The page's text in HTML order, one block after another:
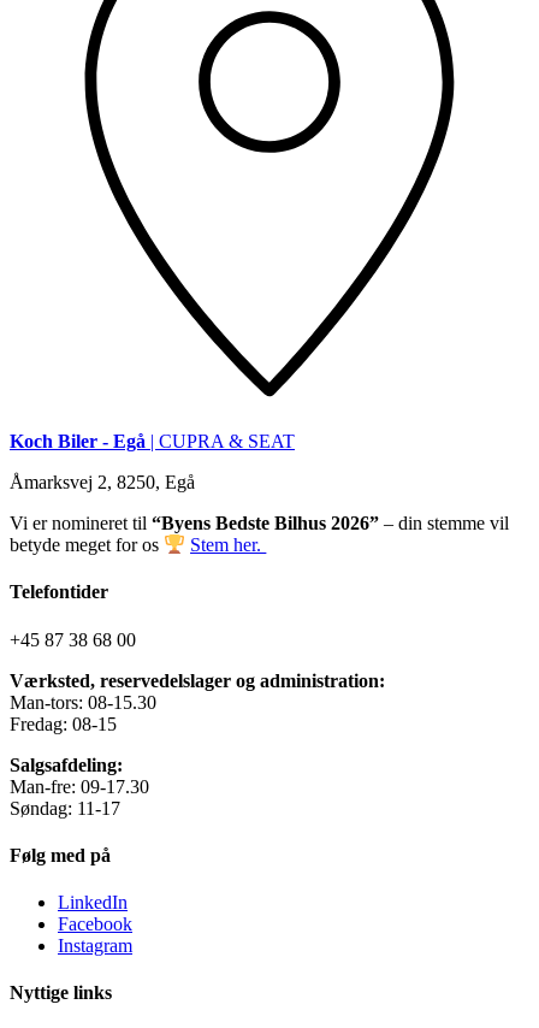
Koch Biler - Egå | CUPRA & SEAT
Åmarksvej 2, 8250, Egå
Vi er nomineret til “Byens Bedste Bilhus 2026” – din stemme vil
betyde meget for os
Stem her.
Telefontider
+45 87 38 68 00
Værksted, reservedelslager og administration:
Man-tors: 08-15.30
Fredag: 08-15
Salgsafdeling:
Man-fre: 09-17.30
Søndag: 11-17
Følg med på
LinkedIn
Facebook
Instagram
Nyttige links